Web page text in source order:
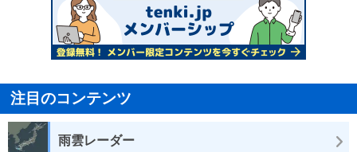
注目のコンテンツ
雨雲レーダー